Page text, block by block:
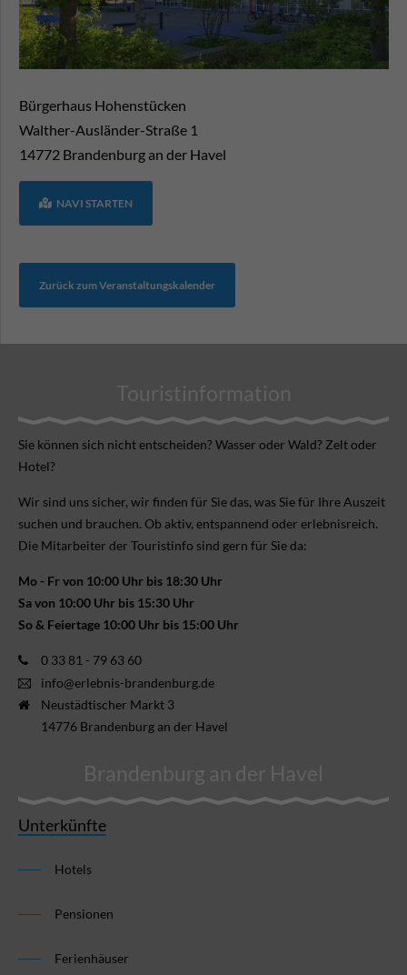
Bürgerhaus Hohenstücken
Walther-Ausländer-Straße 1
14772 Brandenburg an der Havel
NAVI STARTEN
Zurück zum Veranstaltungskalender
Touristinformation
Sie können sich nicht ent­scheiden? Wasser oder Wald? Zelt oder
Hotel?
Wir sind uns sicher, wir finden für Sie das, was Sie für Ihre Aus­zeit
suchen und brauchen. Ob aktiv, ent­spannend oder erlebnis­reich.
Die Mitarbeiter der Touristinfo sind gern für Sie da:
Mo - Fr von 10:00 Uhr bis 18:30 Uhr
Sa von 10:00 Uhr bis 15:30 Uhr
So & Feiertage 10:00 Uhr bis 15:00 Uhr
0 33 81 - 79 63 60
info@erlebnis-brandenburg.de
Neustädtischer Markt 3
14776 Brandenburg an der Havel
Brandenburg an der Havel
Unterkünfte
Hotels
Pensionen
Ferienhäuser